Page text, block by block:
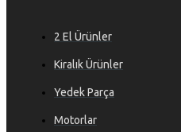
2 El Ürünler
Kiralık Ürünler
Yedek Parça
Motorlar